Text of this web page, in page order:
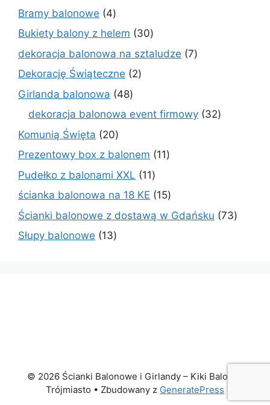
Bramy balonowe 44
produkty
Bukiety balony z helem 3030
produktów
dekoracja balonowa na sztaludze 77
Dekorację Świąteczne 22
Girlanda balonowa 4848
produktów
dekoracja balonowa event firmowy 3232
Komunią Święta 2020
produktów
Prezentowy box z balonem 1111
Pudełko z balonami XXL 1111
produktów
ścianka balonowa na 18 KE 1515
produktów
Ścianki balonowe z dostawą w Gdańsku 7373
Słupy balonowe 1313
© 2026 Ścianki Balonowe i Girlandy – Kiki Baloniki
Trójmiasto • Zbudowany z GeneratePress